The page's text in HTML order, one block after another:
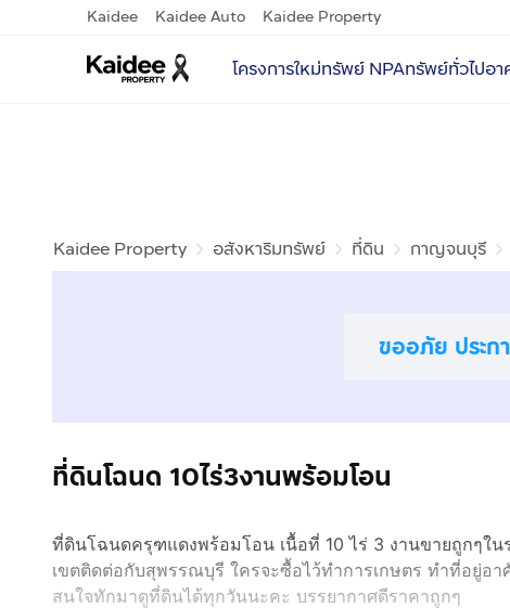
Kaidee Kaidee Auto Kaidee Property
โครงการใหม่ทรัพย์ NPAทรัพย์ทั่วไปอา
Kaidee Property อสังหาริมทรัพย์ ที่ดิน กาญจนบุรี
ขออภัย ประก
ที่ดินโฉนด 10ไร่3งานพร้อมโอน
ที่ดินโฉนดครุฑแดงพร้อมโอน เนื้อที่ 10 ไร่ 3 งานขายถูกๆใน
เขตติดต่อกับสุพรรณบุรี ใครจะซื้อไว้ทำการเกษตร ทำที่อยู่อ
สนใจทักมาดูที่ดินได้ทุกวันนะคะ บรรยากาศดีราคาถูกๆ